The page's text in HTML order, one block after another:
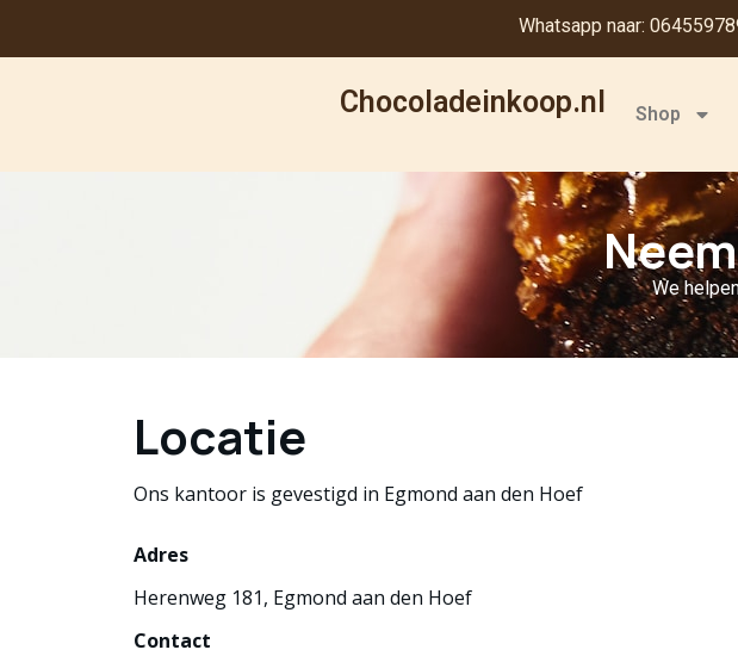
Whatsapp naar:
Chocoladeinkoop.nl Shop
We
Locatie
Ons kantoor is gevestigd in Egmond aan den Hoef
Adres
Herenweg 181, Egmond aan den Hoef
Contact